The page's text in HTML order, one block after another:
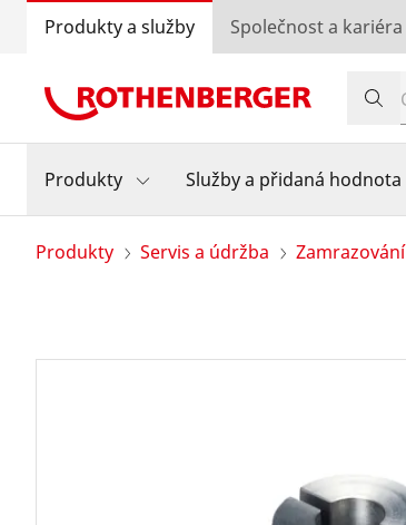
Produkty a služby Společnost a kariéra
Produkty Služby a přidaná hodnota
Produkty Servis a údržba Zamrazování